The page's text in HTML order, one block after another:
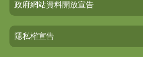
政府網站資料開放宣告
隱私權宣告